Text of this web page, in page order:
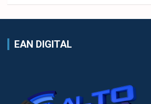
EAN DIGITAL